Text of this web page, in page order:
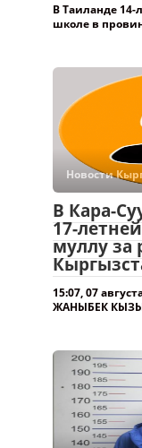
В Таиланде 14-
школе в
Новости
В Кара-
17-
муллу за
15:07, 07
ЖАНЫБЕК